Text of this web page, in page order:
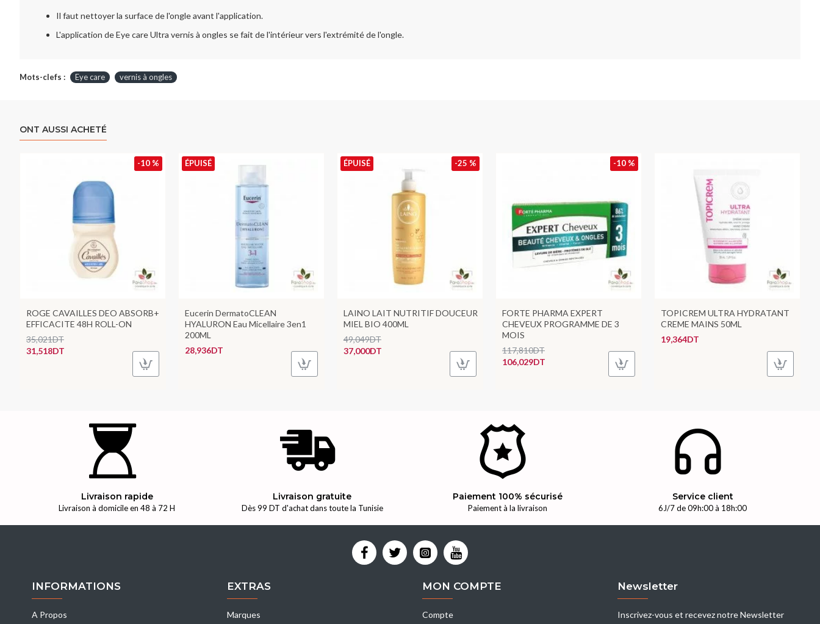
Il faut nettoyer la surface de l'ongle avant l'application.
L'application de Eye care Ultra vernis à ongles se fait de l'intérieur vers l'extrémité de l'ongle.
Mots-clefs : Eye care vernis à ongles
ONT AUSSI ACHETÉ
-10 %
ROGE CAVAILLES DEO ABSORB+
EFFICACITE 48H ROLL-ON
31,518DT
35,021DT
ÉPUISÉ
Eucerin DermatoCLEAN
HYALURON Eau Micellaire 3en1
200ML
28,936DT
-25 %
ÉPUISÉ
LAINO LAIT NUTRITIF DOUCEUR
MIEL BIO 400ML
37,000DT
49,049DT
-10 %
FORTE PHARMA EXPERT
CHEVEUX PROGRAMME DE 3
MOIS
106,029DT
117,810DT
TOPICREM ULTRA HYDRATANT
CREME MAINS 50ML
19,364DT
Livraison rapide
Livraison à domicile en 48 à 72 H
Livraison gratuite
Dès 99 DT d'achat dans toute la Tunisie
Paiement 100% sécurisé
Paiement à la livraison
Service client
6J/7 de 09h:00 à 18h:00
INFORMATIONS
A Propos
EXTRAS
Marques
MON COMPTE
Compte
Newsletter
Inscrivez-vous et recevez notre Newsletter